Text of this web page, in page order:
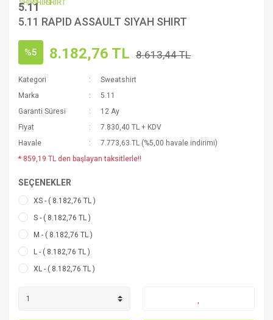
5.11
5.11 RAPID ASSAULT SIYAH SHIRT
%5 8.182,76 TL 8.613,44 TL
Kategori
Sweatshirt
Marka
5.11
Garanti Süresi
12 Ay
Fiyat
7.830,40 TL + KDV
Havale
7.773,63 TL (%5,00 havale indirimi)
* 859,19 TL den başlayan taksitlerle!!
SEÇENEKLER
XS - ( 8.182,76 TL )
S - ( 8.182,76 TL )
M - ( 8.182,76 TL )
L - ( 8.182,76 TL )
XL - ( 8.182,76 TL )